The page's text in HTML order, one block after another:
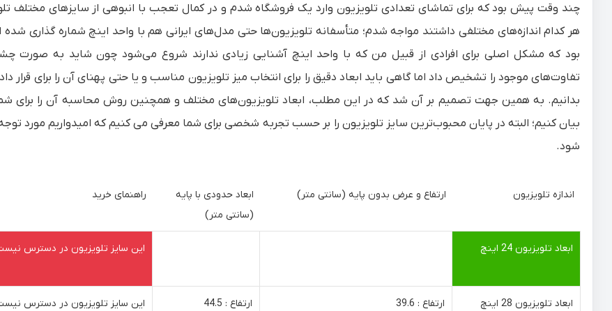
چند وقت پیش بود که برای تماشای تعدادی تلویزیون وارد یک فروشگاه شدم و در کمال تعجب با انبوهی از سایزهای مختلف
هر کدام اندازه‌های مختلفی داشتند مواجه شدم؛ متأسفانه تلویزیون‌ها حتی مدل‌های ایرانی هم با واحد اینچ شماره گذاری شده
بود که مشکل اصلی برای افرادی از قبیل من که با واحد اینچ آشنایی زیادی ندارند شروع می‌شود چون شاید به صورت
تفاوت‌های موجود را تشخیص داد اما گاهی باید ابعاد دقیق را برای انتخاب میز تلویزیون مناسب و یا حتی پهنای آن را برای قرار
بدانیم. به همین جهت تصمیم بر آن شد که در این مطلب، ابعاد تلویزیون‌های مختلف و همچنین روش محاسبه آن را برای
بیان کنیم؛ البته در پایان محبوب‌ترین سایز تلویزیون را بر حسب تجربه شخصی برای شما معرفی می کنیم که امیدواریم مورد
شود.
اندازه تلویزیون ارتفاع و عرض بدون پایه (سانتی متر)
ابعاد حدودی با پایه
(سانتی متر)
راهنمای خرید
ابعاد تلویزیون 24 اینچ این سایز تلویزیون در دسترس
ابعاد تلویزیون 28 اینچ
ارتفاع : 39.6
ارتفاع : 44.5
این سایز تلویزیون در دسترس